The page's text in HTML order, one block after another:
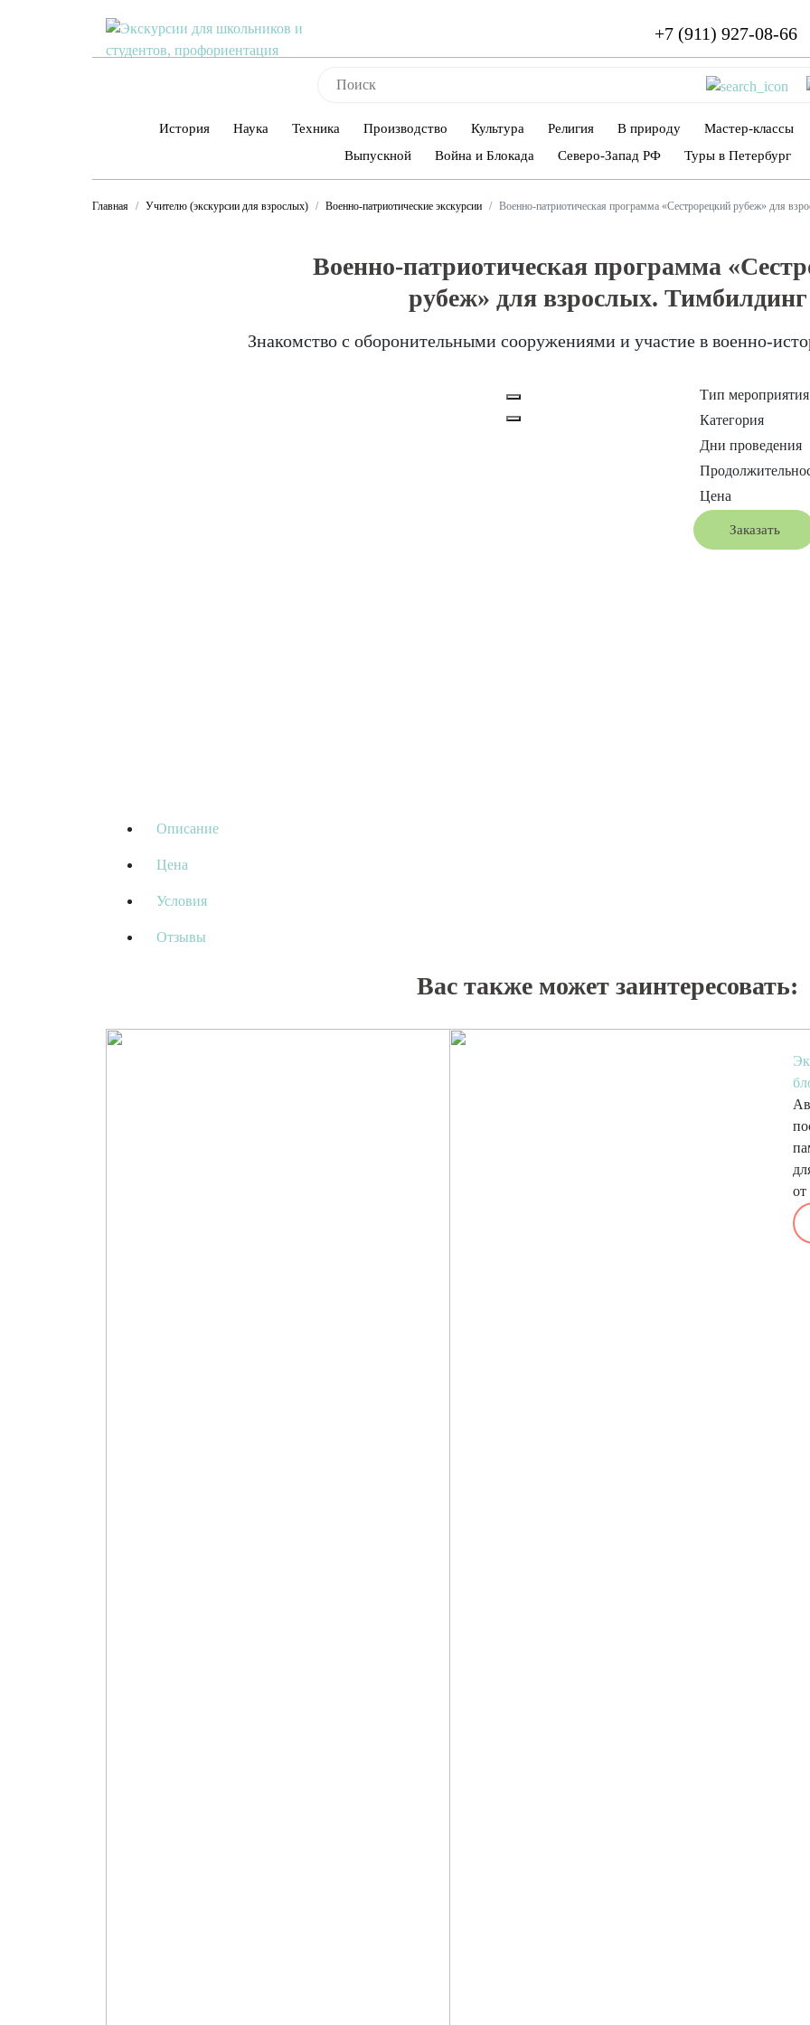
+7 (911) 927-08-66
История Наука Техника Производство Культура Религия В природу Мастер-классы
Выпускной
Война и Блокада Северо-Запад РФ Туры в Петербург
Главная Учителю (экскурсии для взрослых) Военно-патриотические экскурсии Военно-патриотическая программа «Сестрорецкий рубеж» для
Военно-патриотическая программа
рубеж» для взрослых. Тимбилдинг
Знакомство с оборонительными сооружениями и участие в военно-
Тип мероприятия
Категория
Дни проведения
Цена
Заказать
Описание
Цена
Условия
Отзывы
Вас также может заинтересовать:
от